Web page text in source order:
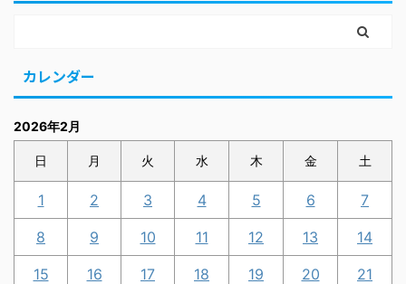
カレンダー
2026年2月
日 月 火 水 木 金 土
1 2 3 4 5 6 7
8 9 10 11 12 13 14
15 16 17 18 19 20 21